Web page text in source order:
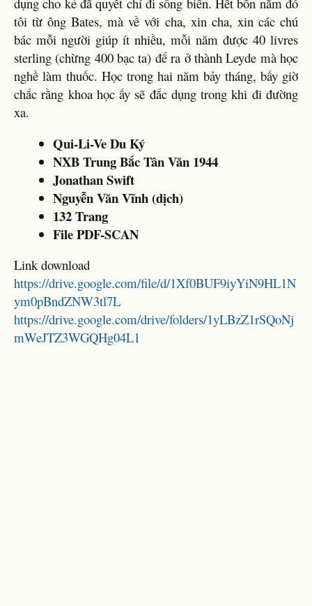
tôi từ ông Bates, mà về với cha, xin cha, xin các chú
bác mỗi người giúp ít nhiều, mỗi năm được 40 livres
sterling (chừng 400 bạc ta) để ra ở thành Leyde mà học
nghề làm thuốc. Học trong hai năm bảy tháng, bấy giờ
chắc rằng khoa học ấy sẽ đắc dụng trong khi đi đường
xa.
Qui-Li-Ve Du Ký
NXB Trung Bắc Tân Văn 1944
Jonathan Swift
Nguyễn Văn Vĩnh (dịch)
132 Trang
File PDF-SCAN
Link download
https://drive.google.com/file/d/1Xf0BUF9iyYiN9HL1N
ym0pBndZNW3tl7L
https://drive.google.com/drive/folders/1yLBzZ1rSQoNj
mWeJTZ3WGQHg04L1